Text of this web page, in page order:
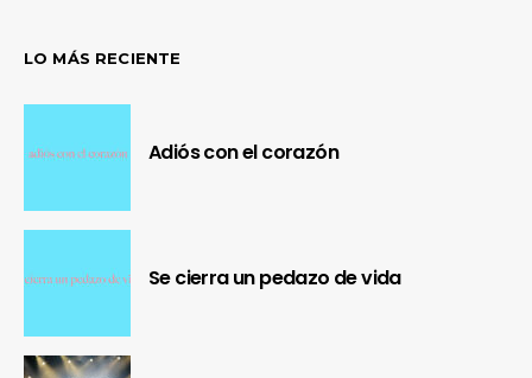
LO MÁS RECIENTE
Adiós con el corazón
Se cierra un pedazo de vida